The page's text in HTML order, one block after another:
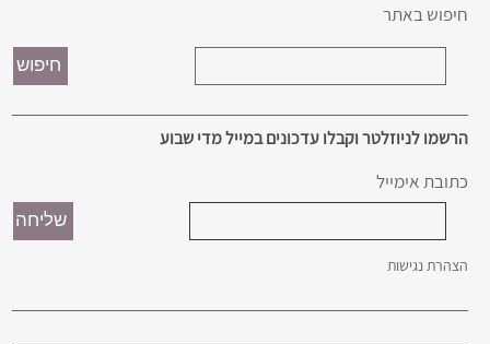
חיפוש באתר
הרשמו לניוזלטר וקבלו עדכונים במייל מדי שבוע
כתובת אימייל
הצהרת נגישות